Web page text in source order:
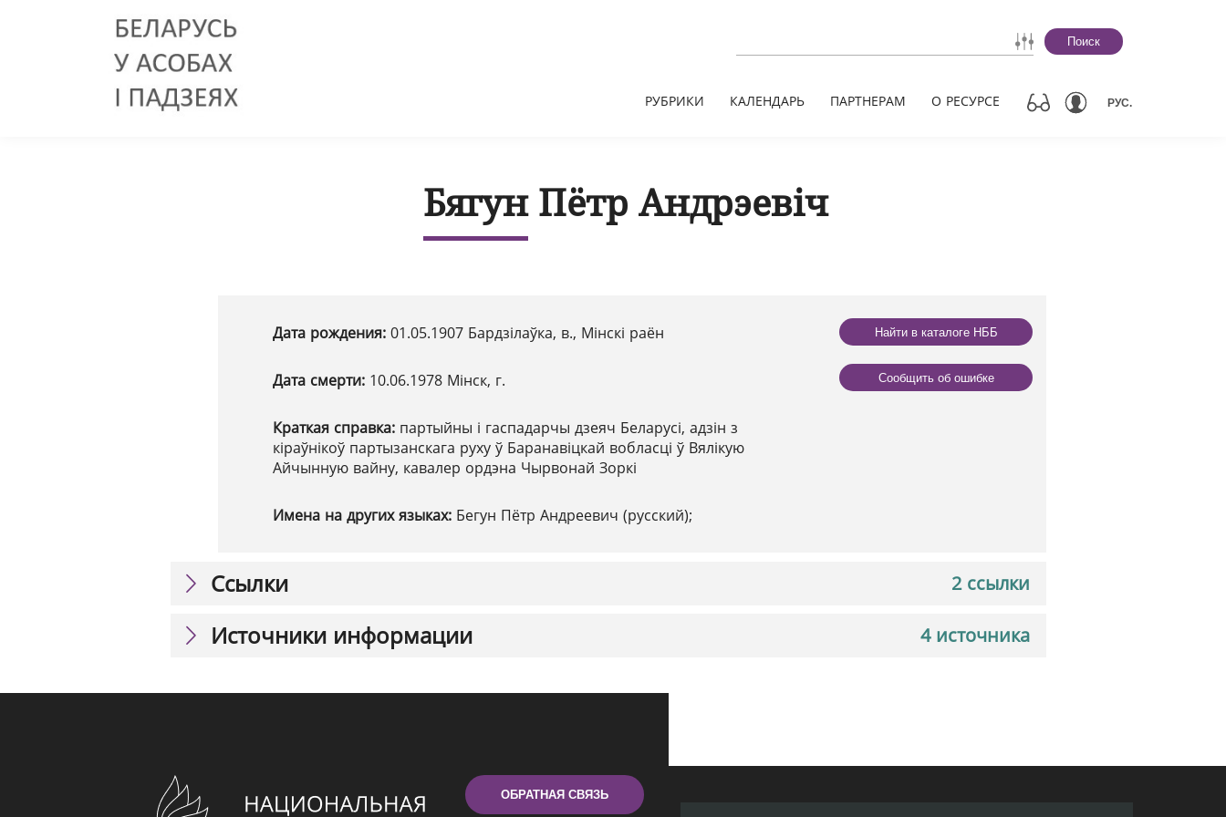
Поиск
РУБРИКИ КАЛЕНДАРЬ ПАРТНЕРАМ О РЕСУРСЕ РУС.
Бягун Пётр Андрэевіч
Дата рождения: 01.05.1907 Бардзілаўка, в., Мінскі раён
Дата смерти: 10.06.1978 Мінск, г.
Краткая справка: партыйны і гаспадарчы дзеяч Беларусі, адзін з
кіраўнікоў партызанскага руху ў Баранавіцкай вобласці ў Вялікую
Айчынную вайну, кавалер ордэна Чырвонай Зоркі
Имена на других языках: Бегун Пётр Андреевич (русский);
Найти в каталоге НББ
Сообщить об ошибке
2 ссылки
Ссылки
4 источника
Источники информации
ОБРАТНАЯ СВЯЗЬ